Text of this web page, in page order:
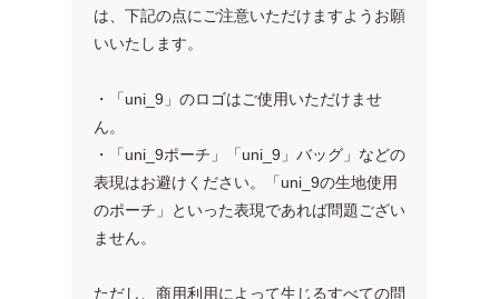
は、下記の点にご注意いただけますようお願
いいたします。
・「uni_9」のロゴはご使用いただけませ
ん。
・「uni_9ポーチ」「uni_9」バッグ」などの
表現はお避けください。「uni_9の生地使用
のポーチ」といった表現であれば問題ござい
ません。
ただし、商用利用によって生じるすべての問